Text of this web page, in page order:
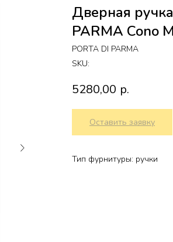
Дверная
PARMA Cono
PORTA DI PARMA
SKU:
5280,00 р.
Оставить заявку
Тип фурнитуры: ручки